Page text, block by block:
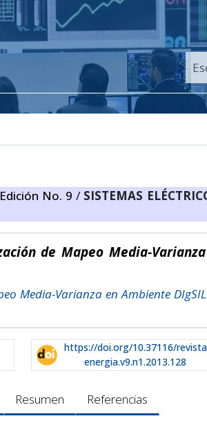
No. 9/ SISTEMAS
de Mapeo Media-
Media-Varianza en Ambiente
https://doi.org/10.37116/revista
energia.v9.n1.2013.128
Resumen Referencias